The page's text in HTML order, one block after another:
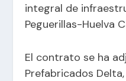
integral de
Peguerillas-Huelva
El contrato se ha
Prefabricados